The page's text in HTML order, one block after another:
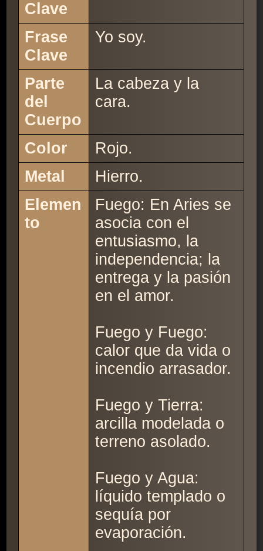
Clave
Frase
Clave
Yo soy.
Parte
del
Cuerpo
La cabeza y la
cara.
Color
Rojo.
Metal
Hierro.
Elemen
to
Fuego: En Aries se
asocia con el
entusiasmo, la
independencia; la
entrega y la pasión
en el amor.
Fuego y Fuego:
calor que da vida o
incendio arrasador.
Fuego y Tierra:
arcilla modelada o
terreno asolado.
Fuego y Agua:
líquido templado o
sequía por
evaporación.